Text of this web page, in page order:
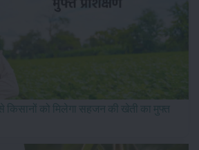
को मिलेगा सहजन की खेती का मुफ्त